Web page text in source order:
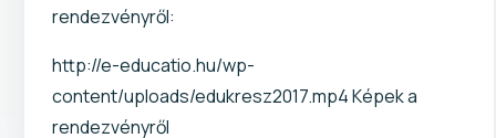
rendezvényről:
http://e-educatio.hu/wp-
content/uploads/edukresz2017.mp4 Képek a
rendezvényről